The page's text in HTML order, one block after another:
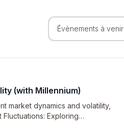
Évènements à venir
(with Millennium)
market dynamics and volatility,
Exploring…